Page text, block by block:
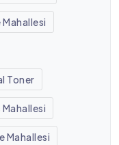
Toner
Mahallesi